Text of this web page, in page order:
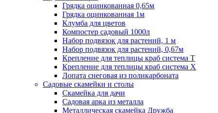
Грядка оцинкованная 0,65м
Грядка оцинкованная 1м
Клумба для цветов
Компостер садовый 1000л
Набор подвязок для растений, 1 м
Набор подвязок для растений, 0,67м
Крепление для теплицы краб система Т
Крепление для теплицы краб система Х
Лопата снеговая из поликарбоната
Садовые скамейки и столы
Скамейка для дачи
Садовая арка из металла
Металлическая скамейка Дружба